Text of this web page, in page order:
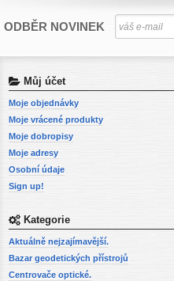
ODBĚR NOVINEK
Můj účet
Moje objednávky
Moje vrácené produkty
Moje dobropisy
Moje adresy
Osobní údaje
Sign up!
Kategorie
Aktuálně nejzajímavější.
Bazar geodetických přístrojů
Centrovače optické.